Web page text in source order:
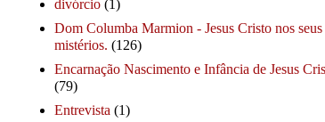
divórcio (1)
Dom Columba Marmion - Jesus Cristo nos seus
mistérios. (126)
Encarnação Nascimento e Infância de Jesus
(79)
Entrevista (1)